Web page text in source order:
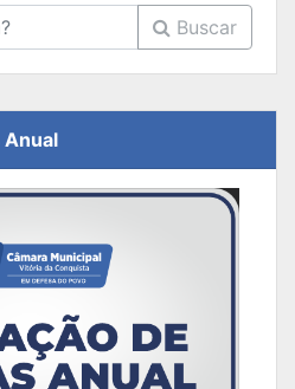
Buscar
Anual